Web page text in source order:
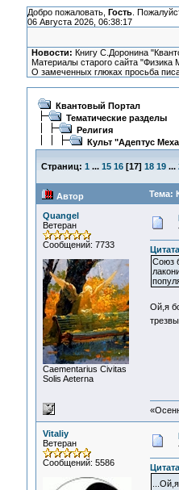
Добро пожаловать, Гость.
06 Августа 2026, 06:38:17
Новости: Книгу С.Доронина
Материалы старого сайта
О замеченных глюках просьба
Квантовый Портал
Тематические разделы
Религия
Культ "Адептус
Страниц: 1 ... 15 16[17] 18 19 ...
Автор Тема:
Quangel
Ветеран
Сообщений: 7733
Сaementarius Civitas
Solis Aeterna
Союз
Ой,я
Vitaliy
Ветеран
Сообщений: 5586